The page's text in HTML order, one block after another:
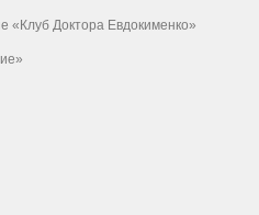
«Клуб Доктора Евдокименко»